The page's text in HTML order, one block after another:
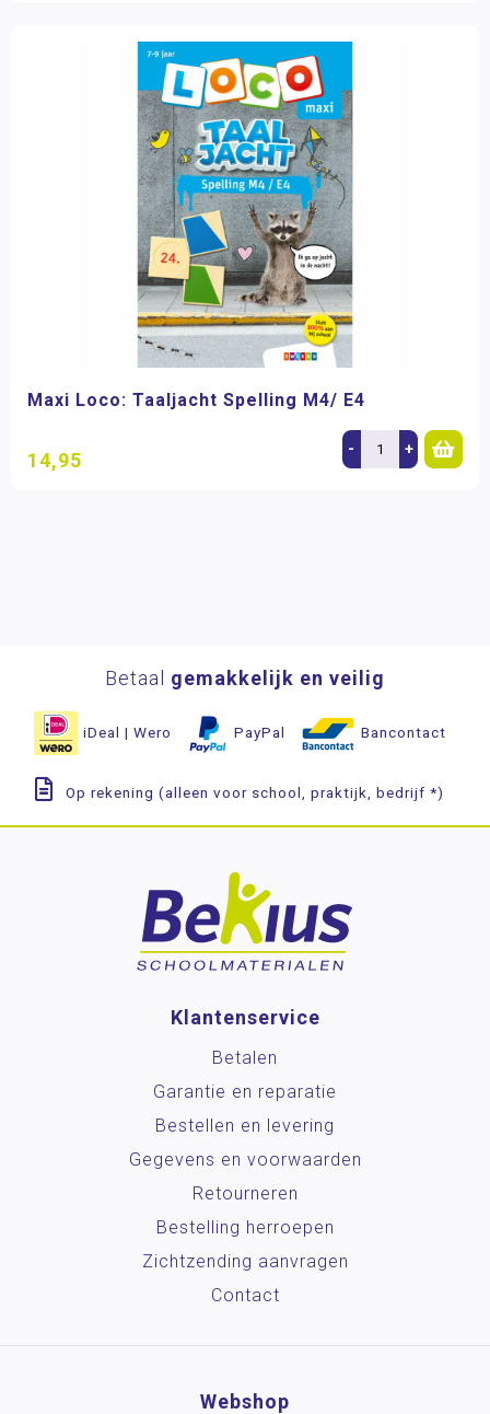
Maxi Loco: Taaljacht Spelling M4/ E4
14,95 - +
Betaal gemakkelijk en veilig
iDeal | Wero PayPal Bancontact
Op rekening (alleen voor school, praktijk, bedrijf *)
Klantenservice
Betalen
Garantie en reparatie
Bestellen en levering
Gegevens en voorwaarden
Retourneren
Bestelling herroepen
Zichtzending aanvragen
Contact
Webshop